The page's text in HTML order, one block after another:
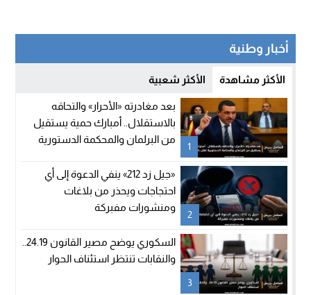
أخبار وطنية
الأكثر مشاهدة الأكثر شعبية
1
بعد مغادرته «الأحرار» والتحاقه
بالاستقلال.. أمبارك حمية يستقيل
من البرلمان والمحكمة الدستورية
2
«جيل زد 212» ينفي الدعوة إلى أي
احتجاجات ويحذر من بلاغات
ومنشورات مفبركة
3
والنقابات تنتظر استئناف الحوار